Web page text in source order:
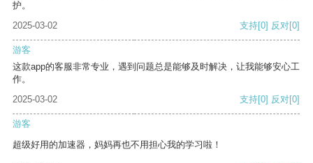
护。
2025-03-02
支持[0] 反对[0]
游客
这款app的客服非常专业，遇到问题总是能够及时解决，让我能够安心工
作。
2025-03-02
支持[0] 反对[0]
游客
超级好用的加速器，妈妈再也不用担心我的学习啦！